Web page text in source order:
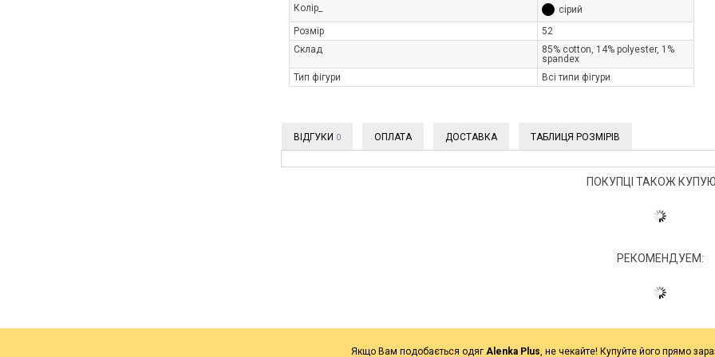
Колір_
сірий
Розмір
52
Склад
85% cotton, 14% polyester, 1%
spandex
Тип фігури
Всі типи фігури
ВІДГУКИ 0 ОПЛАТА ДОСТАВКА ТАБЛИЦЯ РОЗМІРІВ
ПОКУПЦІ ТАКОЖ
РЕКОМЕНДУЕМ:
Якщо Вам подобається одяг Alenka Plus, не чекайте! Купуйте його прямо